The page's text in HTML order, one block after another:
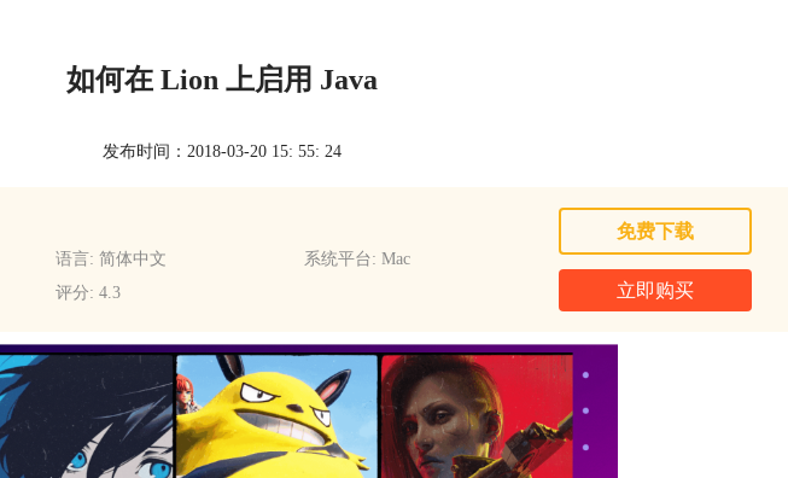
如何在 Lion 上启用 Java
发布时间：2018-03-20 15: 55: 24
语言: 简体中文
系统平台: Mac
评分: 4.3
免费下载
立即购买